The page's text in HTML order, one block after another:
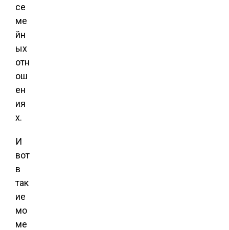
се
ме
йн
ых
отн
ош
ен
ия
х.
И
вот
в
так
ие
мо
ме